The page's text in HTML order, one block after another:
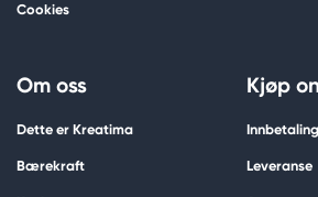
Cookies
Om oss
Dette er Kreatima
Bærekraft
Kjøp
Innbetaling
Leveranse